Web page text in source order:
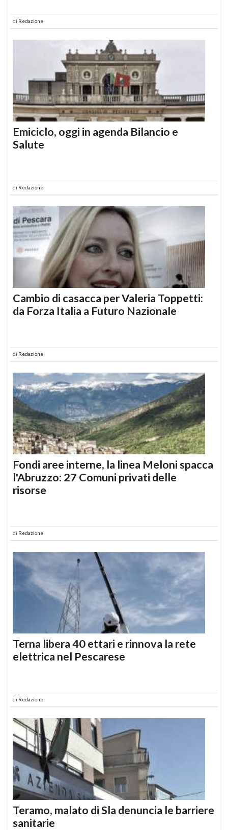
di Redazione
Emiciclo, oggi in agenda Bilancio e
Salute
di Redazione
Cambio di casacca per Valeria Toppetti:
da Forza Italia a Futuro Nazionale
di Redazione
Fondi aree interne, la linea Meloni spacca
l'Abruzzo: 27 Comuni privati delle
risorse
di Redazione
Terna libera 40 ettari e rinnova la rete
elettrica nel Pescarese
di Redazione
Teramo, malato di Sla denuncia le barriere
sanitarie